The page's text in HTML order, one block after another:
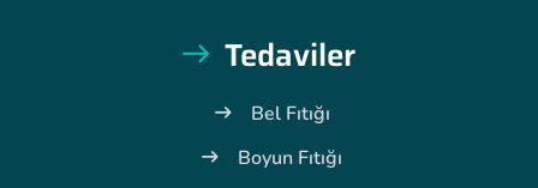
Tedaviler
Bel Fıtığı
Boyun Fıtığı